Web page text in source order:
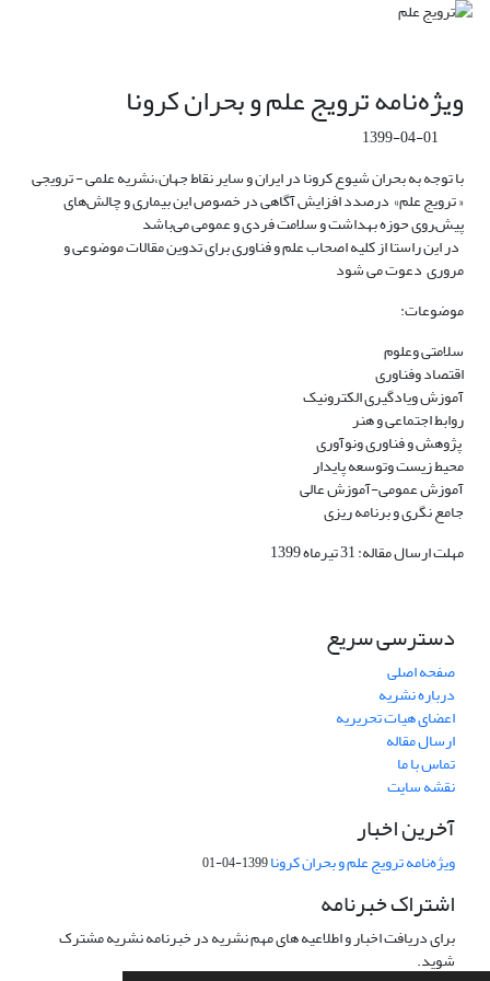
ویژه‌نامه ترویج علم و بحران کرونا
1399-04-01
با توجه به بحران شیوع کرونا در ایران و سایر نقاط جهان،نشریه علمی - ترویجی
« ترویج علم» درصدد افزایش آگاهی در خصوص این بیماری‌ و چالش‌های
پیش‌‍روی حوزه بهداشت و سلامت فردی و عمومی می‌باشد
در این راستا از کلیه اصحاب علم و فناوری برای تدوین مقالات موضوعی و
مروری دعوت می شود
موضوعات:
سلامتی وعلوم
اقتصاد وفناوری
آموزش ویادگیری الکترونیک
روابط اجتماعی و هنر
پژوهش و فناوری ونوآوری
محیط زیست وتوسعه پایدار
آموزش عمومی-آموزش عالی
جامع نگری و برنامه ریزی
مهلت ارسال مقاله: 31 تیرماه 1399
دسترسی سریع
صفحه اصلی
درباره نشریه
اعضای هیات تحریریه
ارسال مقاله
تماس با ما
نقشه سایت
آخرین اخبار
ویژه‌نامه ترویج علم و بحران کرونا1399-04-01
اشتراک خبرنامه
برای دریافت اخبار و اطلاعیه های مهم نشریه در خبرنامه نشریه مشترک
شوید.